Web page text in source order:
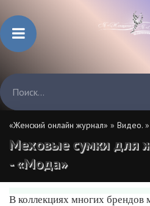
«Женский онлайн журнал» » Видео. »
Меховые сумки для
- «Мода»
В коллекциях многих